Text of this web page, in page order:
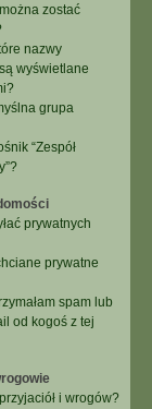
zostać
nazwy
wyświetlane
grupa
“Zespół
prywatnych
prywatne
spam lub
od kogoś z tej
i wrogów?